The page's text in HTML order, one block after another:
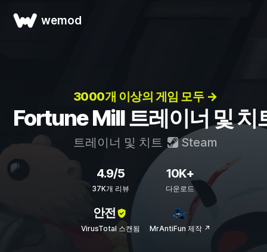
wemod
3000개 이상의 게임 모두 →
Fortune Mill 트레이너 및 치
트레이너 및 치트 Steam
4.9/5
37K개 리뷰
10K+
다운로드
안전
VirusTotal 스캔됨 MrAntiFun 제작 ↗